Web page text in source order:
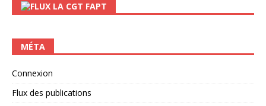
LA CGT FAPT
MÉTA
Connexion
Flux des publications